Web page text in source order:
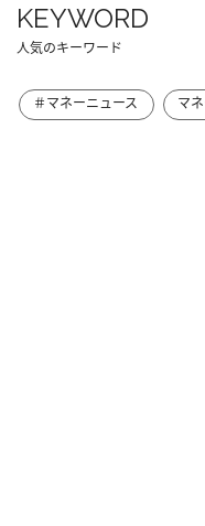
KEYWORD
人気のキーワード
＃マネーニュース マ